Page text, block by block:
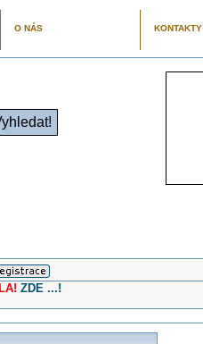
O NÁS KONTAKTY
ZDE ...!